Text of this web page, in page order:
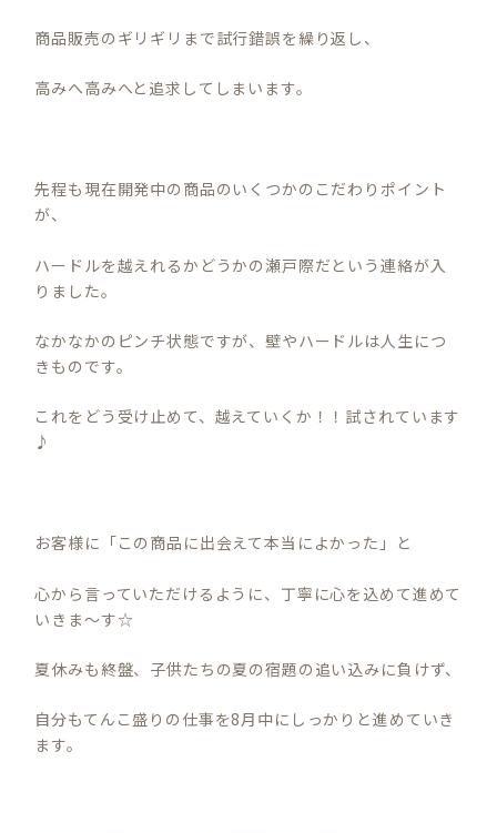
商品販売のギリギリまで試行錯誤を繰り返し、
高みへ高みへと追求してしまいます。
先程も現在開発中の商品のいくつかのこだわりポイント
が、
ハードルを越えれるかどうかの瀬戸際だという連絡が入
りました。
なかなかのピンチ状態ですが、壁やハードルは人生につ
きものです。
これをどう受け止めて、越えていくか！！試されています
♪
お客様に「この商品に出会えて本当によかった」と
心から言っていただけるように、丁寧に心を込めて進めて
いきま～す☆
夏休みも終盤、子供たちの夏の宿題の追い込みに負けず、
自分もてんこ盛りの仕事を8月中にしっかりと進めていき
ます。